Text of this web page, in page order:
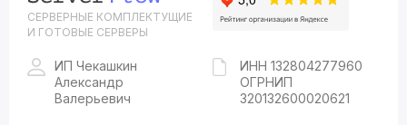
СЕРВЕРНЫЕ КОМПЛЕКТУЩИЕ
И ГОТОВЫЕ СЕРВЕРЫ
ИП Чекашкин
Александр
Валерьевич
ИНН 132804277960
ОГРНИП
320132600020621